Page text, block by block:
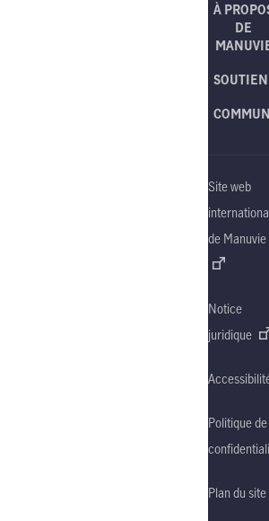
À
DE
SOUTIEN
Site web
de Manuvie
Notice
juridique
Politique de
Plan du site